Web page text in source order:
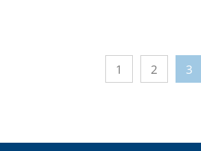
1 2 3